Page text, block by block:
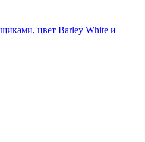
цвет Barley White и